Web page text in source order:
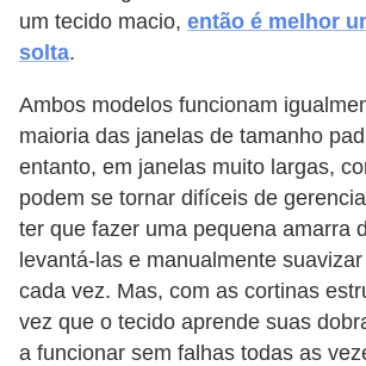
um tecido macio, então é melhor
solta.
Ambos modelos funcionam
maioria das janelas de tamanho
entanto, em janelas muito largas,
podem se tornar difíceis de
ter que fazer uma pequena amarra
levantá-las e manualmente
cada vez. Mas, com as cortinas
vez que o tecido aprende suas
a funcionar sem falhas todas as